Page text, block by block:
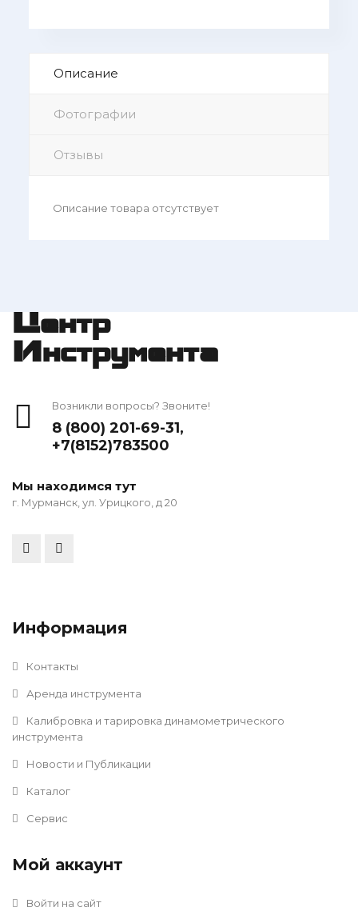
Описание
Фотографии
Отзывы
Описание товара отсутствует
Центр
Инструмента
Возникли вопросы? Звоните!
8 (800) 201-69-31,
+7(8152)783500
Мы находимся тут
г. Мурманск, ул. Урицкого, д 20
Информация
Контакты
Аренда инструмента
Калибровка и тарировка динамометрического
инструмента
Новости и Публикации
Каталог
Сервис
Мой аккаунт
Войти на сайт